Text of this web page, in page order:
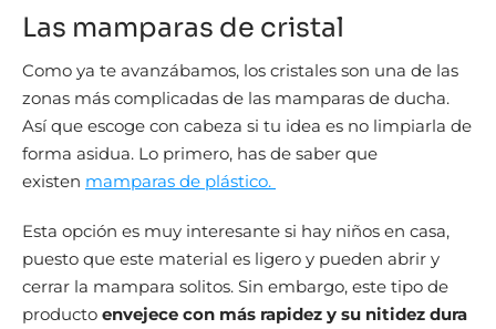
Las mamparas de cristal
Como ya te avanzábamos, los cristales son una de las
zonas más complicadas de las mamparas de ducha.
Así que escoge con cabeza si tu idea es no limpiarla de
forma asidua. Lo primero, has de saber que
existen mamparas de plástico.
Esta opción es muy interesante si hay niños en casa,
puesto que este material es ligero y pueden abrir y
cerrar la mampara solitos. Sin embargo, este tipo de
producto envejece con más rapidez y su nitidez dura